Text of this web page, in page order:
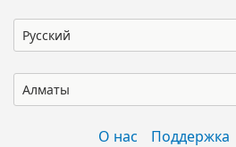
Русский
Алматы
О нас Поддержка